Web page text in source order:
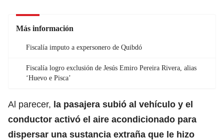
Más información
Fiscalía imputo a expersonero de Quibdó
Fiscalía logro exclusión de Jesús Emiro Pereira Rivera, alias
‘Huevo e Pisca’
Al parecer, la pasajera subió al vehículo y el
conductor activó el aire acondicionado para
dispersar una sustancia extraña que le hizo